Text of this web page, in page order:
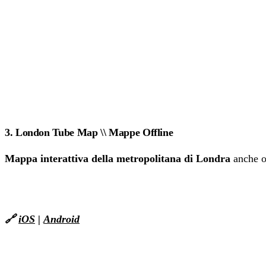
3. London Tube Map \\ Mappe Offline
Mappa interattiva della metropolitana di Londra anche
🔗 iOS | Android